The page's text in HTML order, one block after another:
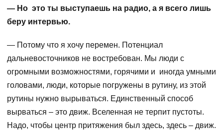
— Но это ты выступаешь на радио, а я всего лишь
беру интервью.
— Потому что я хочу перемен. Потенциал
дальневосточников не востребован. Мы люди с
огромными возможностями, горячими и иногда умными
головами, люди, которые погружены в рутину, из этой
рутины нужно вырываться. Единственный способ
вырваться – это движ. Вселенная не терпит пустоты.
Надо, чтобы центр притяжения был здесь, здесь – движ.